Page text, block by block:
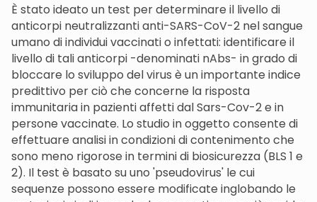
È stato ideato un test per determinare il livello di
anticorpi neutralizzanti anti-SARS-CoV-2 nel sangue
umano di individui vaccinati o infettati: identificare il
livello di tali anticorpi -denominati nAbs- in grado di
bloccare lo sviluppo del virus è un importante indice
predittivo per ciò che concerne la risposta
immunitaria in pazienti affetti dal Sars-Cov-2 e in
persone vaccinate. Lo studio in oggetto consente di
effettuare analisi in condizioni di contenimento che
sono meno rigorose in termini di biosicurezza (BLS 1 e
2). Il test è basato su uno 'pseudovirus' le cui
sequenze possono essere modificate inglobando le